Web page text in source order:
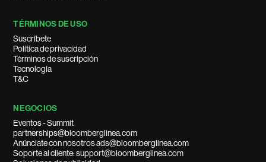
TÉRMINOS DE USO
Suscríbete
Política de privacidad
Términos de suscripción
Tecnología
T&C
NEGOCIOS
Eventos - Summit
partnerships@bloomberglinea.com
Anúnciate con nosotros ads@bloomberglinea.com
Soporte al cliente: support@bloomberglinea.com